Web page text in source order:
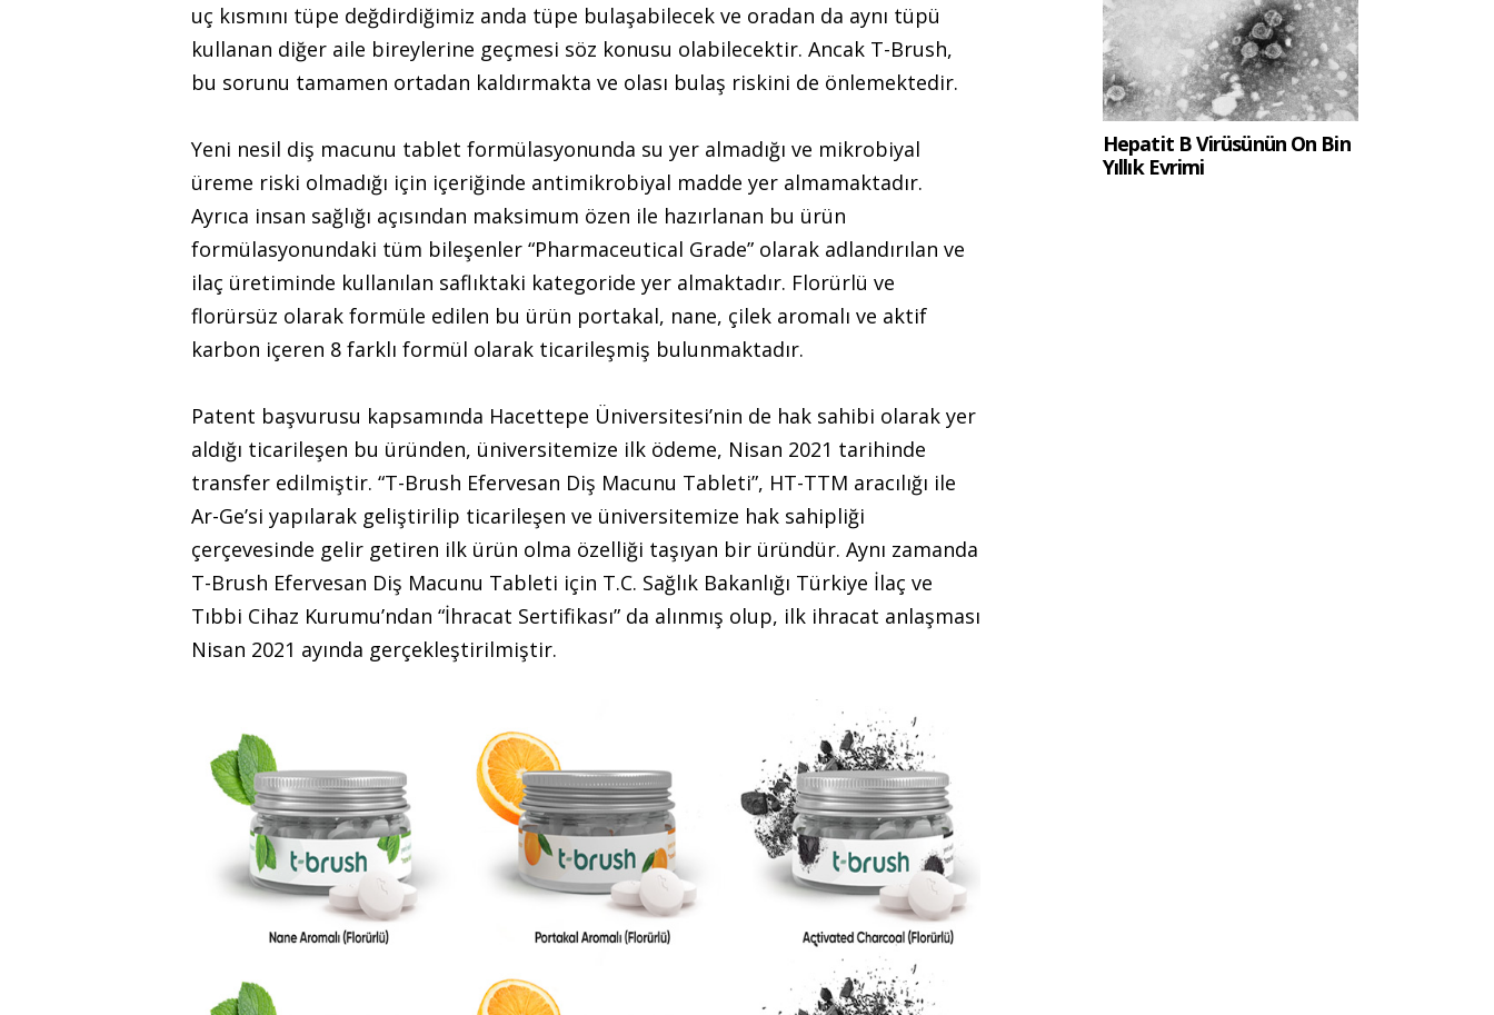
uç kısmını tüpe değdirdiğimiz anda tüpe bulaşabilecek ve oradan da aynı tüpü
kullanan diğer aile bireylerine geçmesi söz konusu olabilecektir. Ancak T-Brush,
bu sorunu tamamen ortadan kaldırmakta ve olası bulaş riskini de önlemektedir.
Yeni nesil diş macunu tablet formülasyonunda su yer almadığı ve mikrobiyal
üreme riski olmadığı için içeriğinde antimikrobiyal madde yer almamaktadır.
Ayrıca insan sağlığı açısından maksimum özen ile hazırlanan bu ürün
formülasyonundaki tüm bileşenler “Pharmaceutical Grade” olarak adlandırılan ve
ilaç üretiminde kullanılan saflıktaki kategoride yer almaktadır. Florürlü ve
florürsüz olarak formüle edilen bu ürün portakal, nane, çilek aromalı ve aktif
karbon içeren 8 farklı formül olarak ticarileşmiş bulunmaktadır.
Patent başvurusu kapsamında Hacettepe Üniversitesi’nin de hak sahibi olarak yer
aldığı ticarileşen bu üründen, üniversitemize ilk ödeme, Nisan 2021 tarihinde
transfer edilmiştir. “T-Brush Efervesan Diş Macunu Tableti”, HT-TTM aracılığı ile
Ar-Ge’si yapılarak geliştirilip ticarileşen ve üniversitemize hak sahipliği
çerçevesinde gelir getiren ilk ürün olma özelliği taşıyan bir üründür. Aynı zamanda
T-Brush Efervesan Diş Macunu Tableti için T.C. Sağlık Bakanlığı Türkiye İlaç ve
Tıbbi Cihaz Kurumu’ndan “İhracat Sertifikası” da alınmış olup, ilk ihracat anlaşması
Nisan 2021 ayında gerçekleştirilmiştir.
Hepatit B Virüsünün On Bin
Yıllık Evrimi